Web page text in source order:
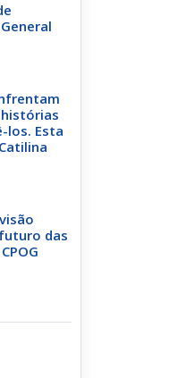
los. Esta
das